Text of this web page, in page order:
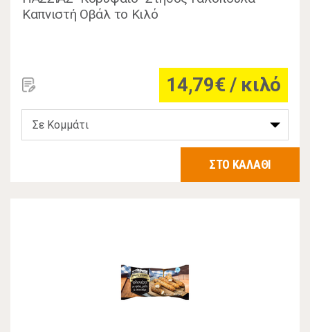
Καπνιστή Οβάλ το Κιλό
14,79€ / κιλό
ΣΤΟ ΚΑΛΑΘΙ